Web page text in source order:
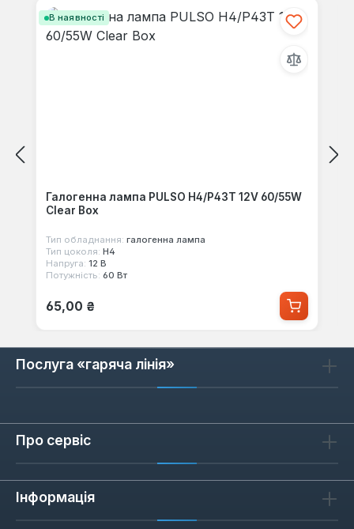
В наявності
Галогенна лампа PULSO H4/P43T 12V 60/55W
Clear Box
Тип обладнання: галогенна лампа
Тип цоколя: H4
Напруга: 12 В
Потужність: 60 Вт
Звичайна ціна:
65,00 ₴
Послуга «гаряча лінія»
Про сервіс
Інформація